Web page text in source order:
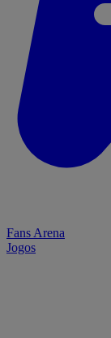
Fans Arena
Jogos